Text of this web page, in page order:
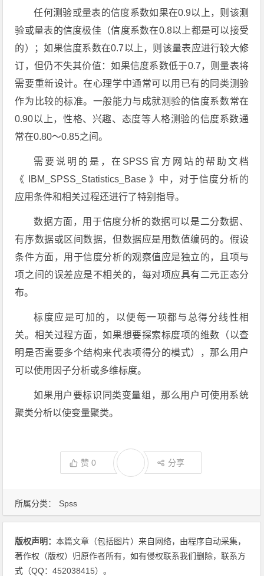
任何测验或量表的信度系数如果在0.9以上，则该测
验或量表的信度极佳（信度系数在0.8以上都是可以接受
的）；如果信度系数在0.7以上，则该量表应进行较大修
订，但仍不失其价值：如果信度系数低于0.7，则量表将
需要重新设计。在心理学中通常可以用已有的同类测验
作为比较的标准。一般能力与成就测验的信度系数常在
0.90以上，性格、兴趣、态度等人格测验的信度系数通
常在0.80～0.85之间。
需要说明的是，在SPSS官方网站的帮助文档
《
IBM_SPSS_Statistics_Base 》中，对于信度分析的
应用条件和相关过程还进行了特别指导。
数据方面，用于信度分析的数据可以是二分数据、
有序数据或区间数据，但数据应是用数值编码的。假设
条件方面，用于信度分析的观察值应是独立的，且项与
项之间的误差应是不相关的，每对项应具有二元正态分
布。
标度应是可加的，以便每一项都与总得分线性相
关。相关过程方面，如果想要探索标度项的维数（以查
明是否需要多个结构来代表项得分的模式），那么用户
可以使用因子分析或多维标度。
如果用户要标识同类变量组，那么用户可使用系统
聚类分析以使变量聚类。
赞0 分享
所属分类： Spss
版权声明：本篇文章（包括图片）来自网络，由程序自动采集，
著作权（版权）归原作者所有，如有侵权联系我们删除，联系方
式（QQ：452038415）。